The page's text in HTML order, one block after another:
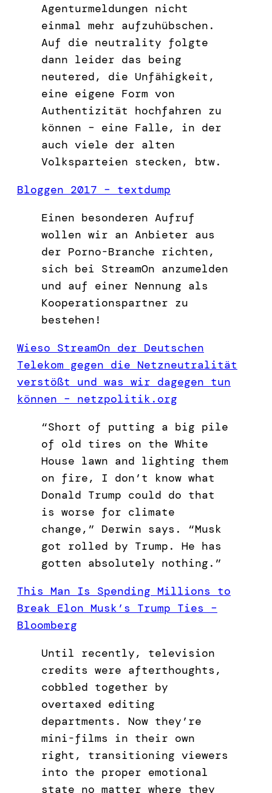
Agenturmeldungen nicht
einmal mehr aufzuhübschen.
Auf die neutrality folgte
dann leider das being
neutered, die Unfähigkeit,
eine eigene Form von
Authentizität hochfahren zu
können – eine Falle, in der
auch viele der alten
Volksparteien stecken, btw.
Bloggen 2017 – textdump
Einen besonderen Aufruf
wollen wir an Anbieter aus
der Porno-Branche richten,
sich bei StreamOn anzumelden
und auf einer Nennung als
Kooperationspartner zu
bestehen!
Wieso StreamOn der Deutschen
Telekom gegen die Netzneutralität
verstößt und was wir dagegen tun
können – netzpolitik.org
“Short of putting a big pile
of old tires on the White
House lawn and lighting them
on fire, I don’t know what
Donald Trump could do that
is worse for climate
change,” Derwin says. “Musk
got rolled by Trump. He has
gotten absolutely nothing.”
This Man Is Spending Millions to
Break Elon Musk’s Trump Ties –
Bloomberg
Until recently, television
credits were afterthoughts,
cobbled together by
overtaxed editing
departments. Now they’re
mini-films in their own
right, transitioning viewers
into the proper emotional
state no matter where they